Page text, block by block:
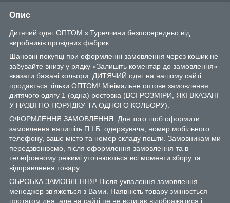
Опис
Дитячий одяг ОПТОМ з Туреччини безпосередньо від
виробників провідних фабрик.
Шановні покупці при оформленні замовлення через кошик не
забувайте внизу у рядку «Залишіть коментар до замовлення»
вказати бажані кольори. ДИТЯЧИЙ одяг на нашому сайті
продається тільки ОПТОМ! Мінімальне оптове замовлення
дитячого одягу 1 (одна) ростовка (ВСІ РОЗМІРИ, ЯКІ ВКАЗАНІ
У НАЗВІ ПО ПОРЯДКУ ТА ОДНОГО КОЛЬОРУ).
ОФОРМЛЕННЯ ЗАМОВЛЕННЯ: Для того щоб оформити
замовлення напишіть П.І.Б. одержувача, номер мобільного
телефону, ваше місто та номер складу пошти. Замовникам ми
передзвонюємо, після оформлення замовлення та в
телефонному режимі уточнюються всі моменти збору та
відправлення товару.
ОБРОБКА ЗАМОВЛЕННЯ! Після ухвалення замовлення
менеджер зв'яжеться з Вами. Наявність товару змінюється
протягом дня, але на сайті це не встигає відображатися і